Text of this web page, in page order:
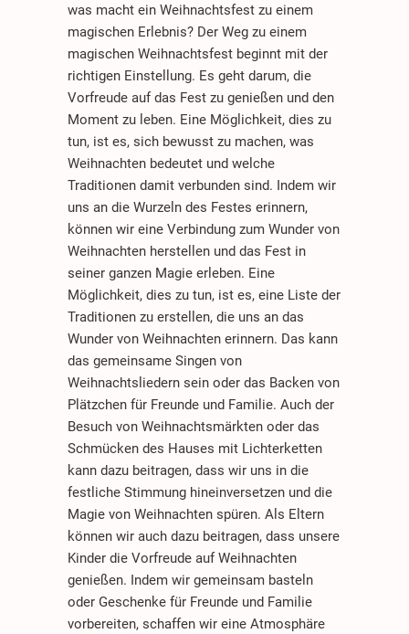
was macht ein Weihnachtsfest zu einem
magischen Erlebnis? Der Weg zu einem
magischen Weihnachtsfest beginnt mit der
richtigen Einstellung. Es geht darum, die
Vorfreude auf das Fest zu genießen und den
Moment zu leben. Eine Möglichkeit, dies zu
tun, ist es, sich bewusst zu machen, was
Weihnachten bedeutet und welche
Traditionen damit verbunden sind. Indem wir
uns an die Wurzeln des Festes erinnern,
können wir eine Verbindung zum Wunder von
Weihnachten herstellen und das Fest in
seiner ganzen Magie erleben. Eine
Möglichkeit, dies zu tun, ist es, eine Liste der
Traditionen zu erstellen, die uns an das
Wunder von Weihnachten erinnern. Das kann
das gemeinsame Singen von
Weihnachtsliedern sein oder das Backen von
Plätzchen für Freunde und Familie. Auch der
Besuch von Weihnachtsmärkten oder das
Schmücken des Hauses mit Lichterketten
kann dazu beitragen, dass wir uns in die
festliche Stimmung hineinversetzen und die
Magie von Weihnachten spüren. Als Eltern
können wir auch dazu beitragen, dass unsere
Kinder die Vorfreude auf Weihnachten
genießen. Indem wir gemeinsam basteln
oder Geschenke für Freunde und Familie
vorbereiten, schaffen wir eine Atmosphäre